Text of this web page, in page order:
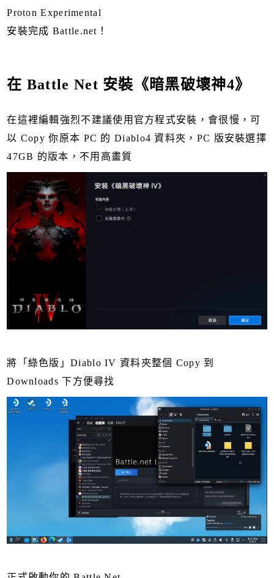
Proton Experimental
安裝完成 Battle.net！
在 Battle Net 安裝《暗黑破壞神4》
在這裡編輯強烈不建議使用官方程式安裝，會很慢，可
以 Copy 你原本 PC 的 Diablo4 資料夾，PC 版安裝選擇
47GB 的版本，不用高畫質
將「綠色版」Diablo IV 資料夾整個 Copy 到
Downloads 下方便尋找